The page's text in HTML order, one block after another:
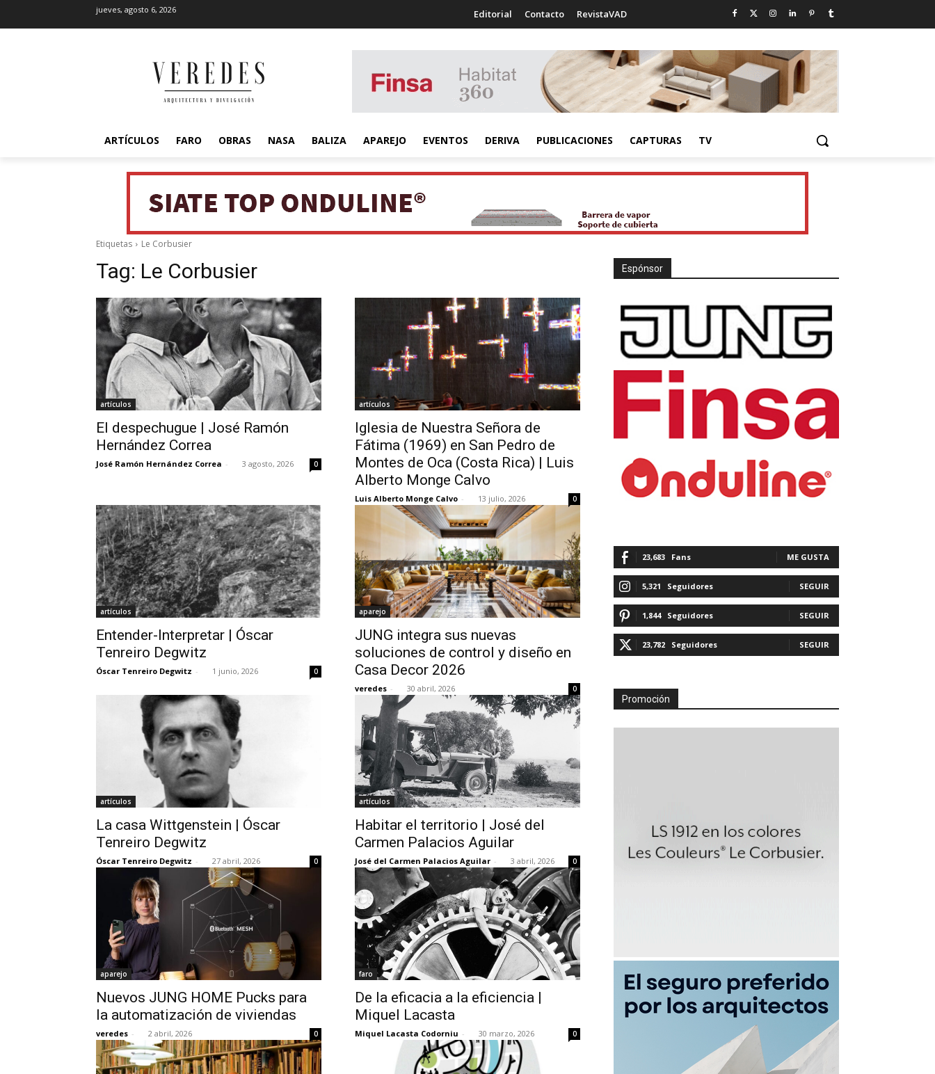
jueves, agosto 6, 2026 Editorial Contacto RevistaVAD
ARTÍCULOS FARO OBRAS NASA BALIZA APAREJO EVENTOS DERIVA PUBLICACIONES CAPTURAS TV
Etiquetas Le Corbusier
Tag: Le Corbusier
artículos
El despechugue | José Ramón
Hernández Correa
José Ramón Hernández Correa - 3 agosto, 2026 0
artículos
Iglesia de Nuestra Señora de
Fátima (1969) en San Pedro de
Montes de Oca (Costa Rica) | Luis
Alberto Monge Calvo
Luis Alberto Monge Calvo - 13 julio, 2026 0
artículos
Entender-Interpretar | Óscar
Tenreiro Degwitz
Óscar Tenreiro Degwitz - 1 junio, 2026 0
aparejo
JUNG integra sus nuevas
soluciones de control y diseño en
Casa Decor 2026
veredes - 30 abril, 2026 0
artículos
La casa Wittgenstein | Óscar
Tenreiro Degwitz
Óscar Tenreiro Degwitz - 27 abril, 2026 0
artículos
Habitar el territorio | José del
Carmen Palacios Aguilar
José del Carmen Palacios Aguilar - 3 abril, 2026 0
aparejo
Nuevos JUNG HOME Pucks para
la automatización de viviendas
veredes - 2 abril, 2026 0
faro
De la eficacia a la eficiencia |
Miquel Lacasta
Miquel Lacasta Codorniu - 30 marzo, 2026 0
Espónsor
23,683 Fans ME GUSTA
5,321 Seguidores SEGUIR
1,844 Seguidores SEGUIR
23,782 Seguidores SEGUIR
Promoción